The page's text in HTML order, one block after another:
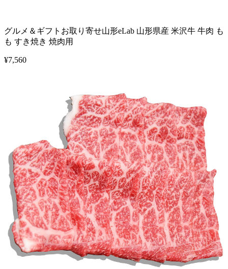
グルメ＆ギフトお取り寄せ山形eLab 山形県産 米沢牛 牛肉 も
も すき焼き 焼肉用
¥7,560